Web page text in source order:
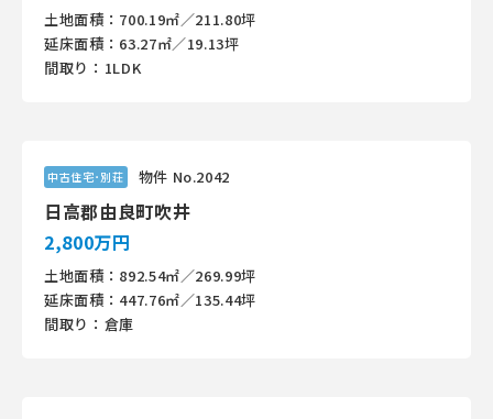
土地面積：700.19㎡／211.80坪
延床面積：63.27㎡／19.13坪
間取り：1LDK
中古住宅･別荘 物件 No.2042
日高郡由良町吹井
2,800万円
土地面積：892.54㎡／269.99坪
延床面積：447.76㎡／135.44坪
間取り：倉庫